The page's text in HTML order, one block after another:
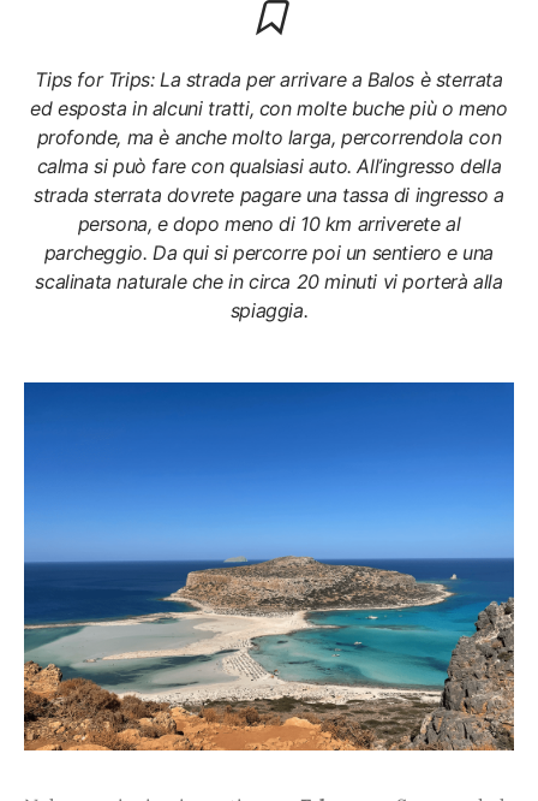
Tips for Trips: La strada per arrivare a Balos è sterrata
ed esposta in alcuni tratti, con molte buche più o meno
profonde, ma è anche molto larga, percorrendola con
calma si può fare con qualsiasi auto. All’ingresso della
strada sterrata dovrete pagare una tassa di ingresso a
persona, e dopo meno di 10 km arriverete al
parcheggio. Da qui si percorre poi un sentiero e una
scalinata naturale che in circa 20 minuti vi porterà alla
spiaggia.